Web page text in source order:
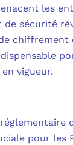
les
de sécurité
chiffrement
vigueur.
pour les